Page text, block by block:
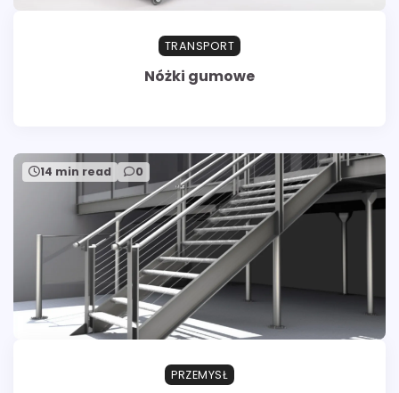
TRANSPORT
Nóżki gumowe
14 min read 0
PRZEMYSŁ